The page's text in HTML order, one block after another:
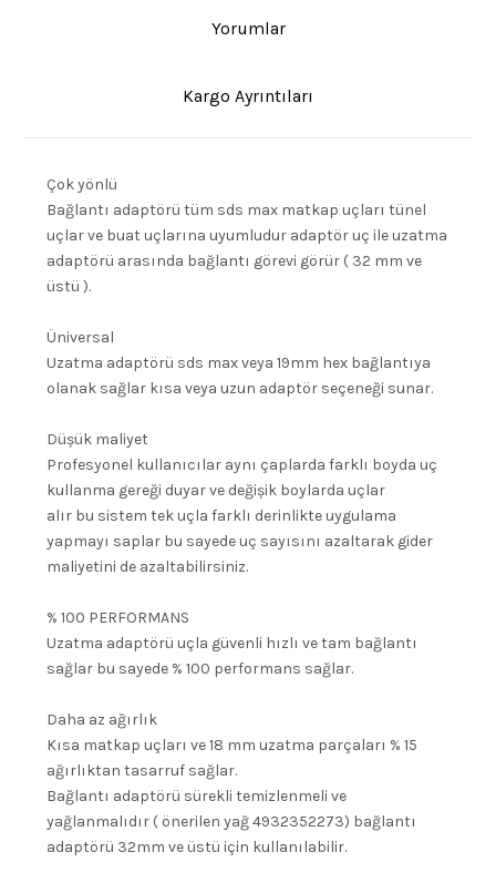
Yorumlar
Kargo Ayrıntıları
Çok yönlü
Bağlantı adaptörü tüm sds max matkap uçları tünel
uçlar ve buat uçlarına uyumludur adaptör uç ile uzatma
adaptörü arasında bağlantı görevi görür ( 32 mm ve
üstü ).
Üniversal
Uzatma adaptörü sds max veya 19mm hex bağlantıya
olanak sağlar kısa veya uzun adaptör seçeneği sunar.
Düșük maliyet
Profesyonel kullanıcılar aynı çaplarda farklı boyda uç
kullanma gereği duyar ve değișik boylarda uçlar
alır bu sistem tek uçla farklı derinlikte uygulama
yapmayı saplar bu sayede uç sayısını azaltarak gider
maliyetini de azaltabilirsiniz.
% 100 PERFORMANS
Uzatma adaptörü uçla güvenli hızlı ve tam bağlantı
sağlar bu sayede % 100 performans sağlar.
Daha az ağırlık
Kısa matkap uçları ve 18 mm uzatma parçaları % 15
ağırlıktan tasarruf sağlar.
Bağlantı adaptörü sürekli temizlenmeli ve
yağlanmalıdır ( önerilen yağ 4932352273) bağlantı
adaptörü 32mm ve üstü için kullanılabilir.